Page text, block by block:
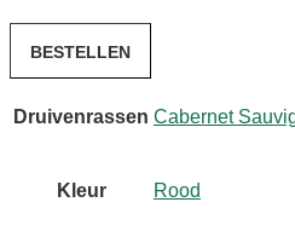
Reserva
BESTELLEN
Druivenrassen Cabernet
Kleur Rood